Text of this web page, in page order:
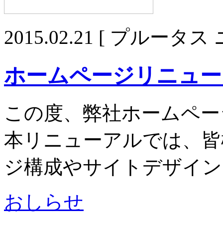
2015.02.21 [ プルータス
ホームページリニュ
この度、弊社ホームペ
本リニューアルでは、
ジ構成やサイトデザイ
おしらせ